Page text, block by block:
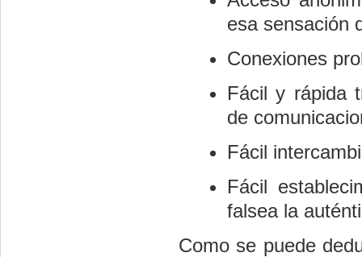
esa sensación
Conexiones
Fácil y rápida
de
Fácil
Fácil
falsea la
Como se puede